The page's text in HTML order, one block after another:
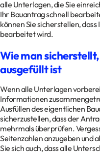
alle Unterlagen, die Sie
Ihr Bauantrag schnell
können Sie sicherstellen,
bearbeitet wird.
Wie man
ausgefüllt ist
Wenn alle Unterlagen
Informationen
Ausfüllen des eigentlichen
sicherzustellen, dass der
mehrmals überprüfen.
Seitenzahlen anzugeben und
Sie sich auch, dass alle